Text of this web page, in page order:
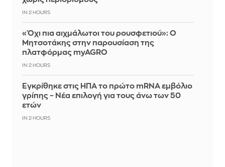
IN 2 HOURS
«Όχι πια αιχμάλωτοι του ρουσφετιού»: Ο
Μητσοτάκης στην παρουσίαση της
πλατφόρμας myAGRO
IN 2 HOURS
Εγκρίθηκε στις ΗΠΑ το πρώτο mRNA εμβόλιο
γρίπης – Νέα επιλογή για τους άνω των 50
ετών
IN 2 HOURS